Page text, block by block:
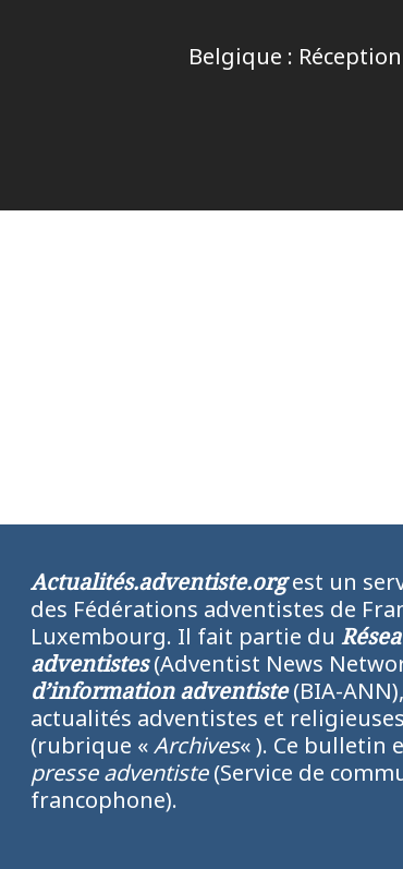
Belgique :
Actualités.adventiste.orgest un
des Fédérations adventistes de
Luxembourg. Il fait partie du
adventistes(Adventist News
d’information adventiste(BIA-
actualités adventistes et
(rubrique «Archives« ). Ce bulletin
presse adventiste(Service de
francophone).